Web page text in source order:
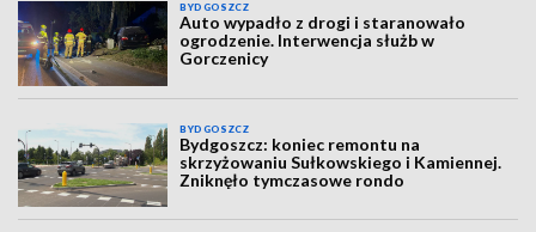
BYDGOSZCZ
Auto wypadło z drogi i staranowało
ogrodzenie. Interwencja służb w
Gorczenicy
BYDGOSZCZ
Bydgoszcz: koniec remontu na
skrzyżowaniu Sułkowskiego i Kamiennej.
Zniknęło tymczasowe rondo